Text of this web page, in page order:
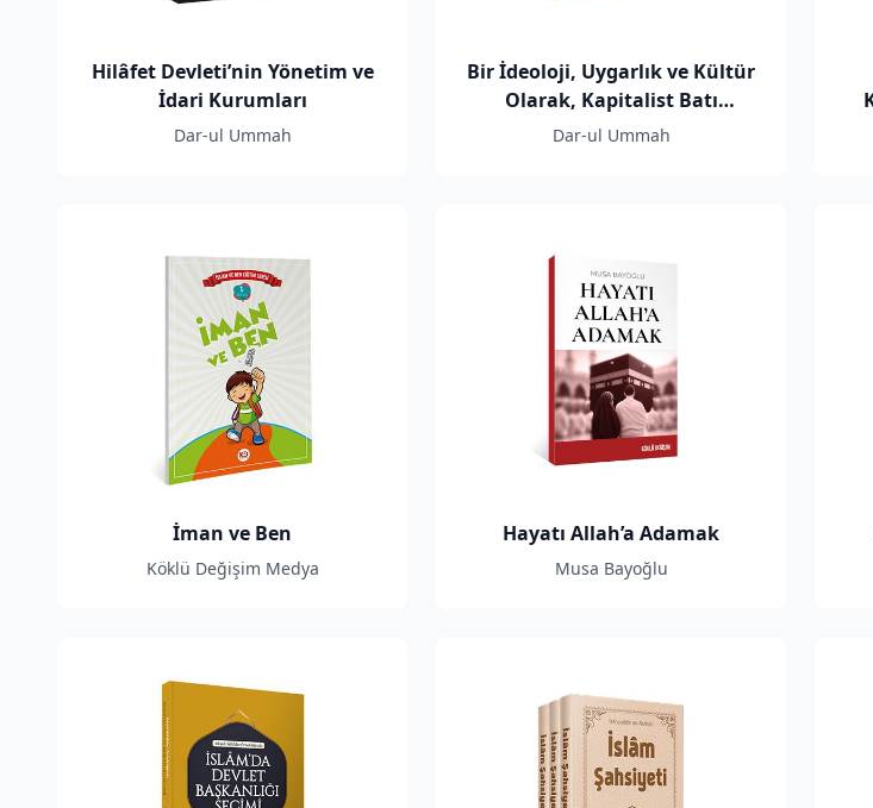
Hilâfet Devleti’nin Yönetim ve
İdari Kurumları
Dar-ul Ummah
Bir İdeoloji, Uygarlık ve Kültür
Olarak, Kapitalist Batı
Düşüncesinin Çürütülmesi
Dar-ul Ummah
İman ve Ben
Köklü Değişim Medya
Hayatı Allah’a Adamak
Musa Bayoğlu